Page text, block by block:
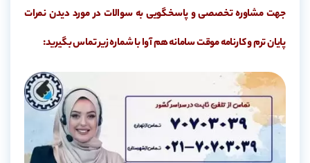
جهت مشاوره تخصصی و پاسخگویی به سوالات در مورد دیدن نمرات
پایان ترم و کارنامه موقت سامانه هم آوا با شماره زیر تماس بگیرید: